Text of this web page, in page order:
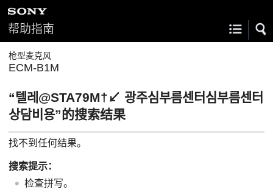
帮助指南
枪型麦克风
ECM-B1M
“텔레@STA79M†↙ 광주심부름센터심부름센터
상담비용”的搜索结果
找不到任何结果。
搜索提示：
检查拼写。